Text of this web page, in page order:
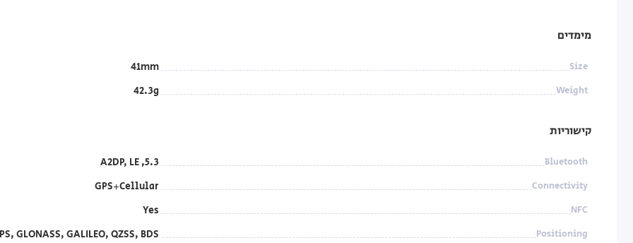
מימדים
Size
41mm
Weight
42.3g
קישוריות
Bluetooth
5.3, A2DP, LE
Connectivity
GPS+Cellular
NFC
Yes
Positioning
GLONASS, GALILEO, QZSS, BDS